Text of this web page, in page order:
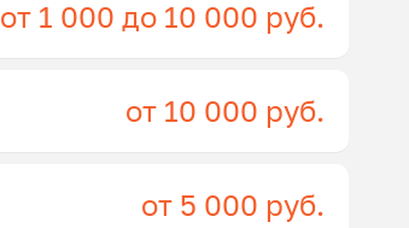
от 1 000 до 10 000 руб.
от 10 000 руб.
от 5 000 руб.